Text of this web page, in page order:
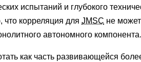
испытаний и глубокого
корреляция для JMSC не
автономного компонента.
как часть развивающейся